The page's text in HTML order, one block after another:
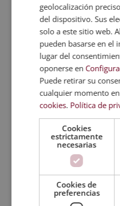
Máster en Dirección
geolocalización
del dispositivo. Sus
solo a este sitio web.
pueden basarse en el
lugar del
oponerse en
Puede retirar su
cualquier momento en
cookies. Política de
Cookies
estrictamente
necesarias
Cookies de
preferencias